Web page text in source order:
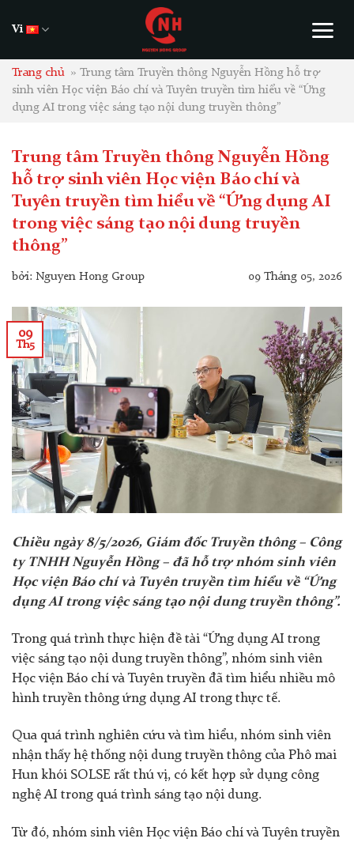
Vi
Trang chủ » Trung tâm Truyền thông Nguyễn Hồng hỗ trợ
sinh viên Học viện Báo chí và Tuyên truyền tìm hiểu về “Ứng
dụng AI trong việc sáng tạo nội dung truyền thông”
Trung tâm Truyền thông Nguyễn Hồng
hỗ trợ sinh viên Học viện Báo chí và
Tuyên truyền tìm hiểu về “Ứng dụng AI
trong việc sáng tạo nội dung truyền
thông”
bởi: Nguyen Hong Group 09 Tháng 05, 2026
09
Th5
Chiều ngày 8/5/2026, Giám đốc Truyền thông – Công
ty TNHH Nguyễn Hồng – đã hỗ trợ nhóm sinh viên
Học viện Báo chí và Tuyên truyền tìm hiểu về “Ứng
dụng AI trong việc sáng tạo nội dung truyền thông”.
Trong quá trình thực hiện đề tài “Ứng dụng AI trong
việc sáng tạo nội dung truyền thông”, nhóm sinh viên
Học viện Báo chí và Tuyên truyền đã tìm hiểu nhiều mô
hình truyền thông ứng dụng AI trong thực tế.
Qua quá trình nghiên cứu và tìm hiểu, nhóm sinh viên
nhận thấy hệ thống nội dung truyền thông của Phô mai
Hun khói SOLSE rất thú vị, có kết hợp sử dụng công
nghệ AI trong quá trình sáng tạo nội dung.
Từ đó, nhóm sinh viên Học viện Báo chí và Tuyên truyền